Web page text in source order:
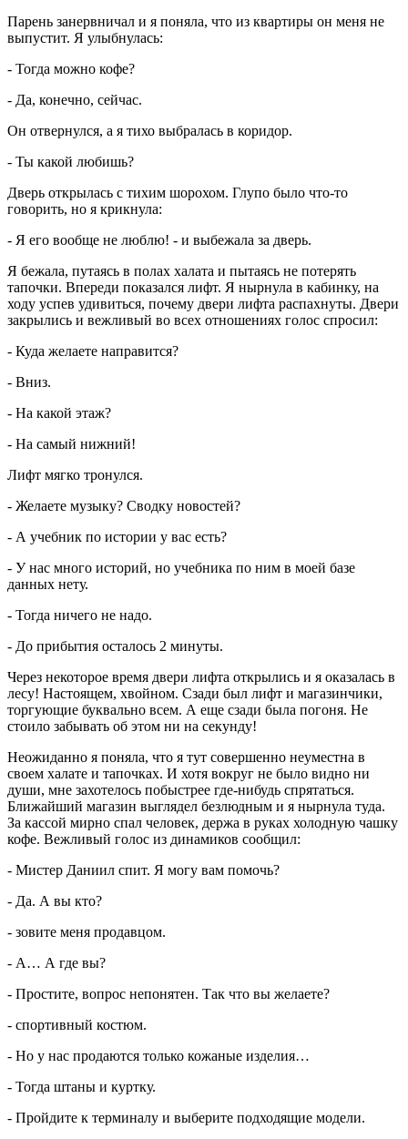
Парень занервничал и я поняла, что из квартиры он меня не
выпустит. Я улыбнулась:
- Тогда можно кофе?
- Да, конечно, сейчас.
Он отвернулся, а я тихо выбралась в коридор.
- Ты какой любишь?
Дверь открылась с тихим шорохом. Глупо было что-то
говорить, но я крикнула:
- Я его вообще не люблю! - и выбежала за дверь.
Я бежала, путаясь в полах халата и пытаясь не потерять
тапочки. Впереди показался лифт. Я нырнула в кабинку, на
ходу успев удивиться, почему двери лифта распахнуты. Двери
закрылись и вежливый во всех отношениях голос спросил:
- Куда желаете направится?
- Вниз.
- На какой этаж?
- На самый нижний!
Лифт мягко тронулся.
- Желаете музыку? Сводку новостей?
- А учебник по истории у вас есть?
- У нас много историй, но учебника по ним в моей базе
данных нету.
- Тогда ничего не надо.
- До прибытия осталось 2 минуты.
Через некоторое время двери лифта открылись и я оказалась в
лесу! Настоящем, хвойном. Сзади был лифт и магазинчики,
торгующие буквально всем. А еще сзади была погоня. Не
стоило забывать об этом ни на секунду!
Неожиданно я поняла, что я тут совершенно неуместна в
своем халате и тапочках. И хотя вокруг не было видно ни
души, мне захотелось побыстрее где-нибудь спрятаться.
Ближайший магазин выглядел безлюдным и я нырнула туда.
За кассой мирно спал человек, держа в руках холодную чашку
кофе. Вежливый голос из динамиков сообщил:
- Мистер Даниил спит. Я могу вам помочь?
- Да. А вы кто?
- зовите меня продавцом.
- А… А где вы?
- Простите, вопрос непонятен. Так что вы желаете?
- спортивный костюм.
- Но у нас продаются только кожаные изделия…
- Тогда штаны и куртку.
- Пройдите к терминалу и выберите подходящие модели.